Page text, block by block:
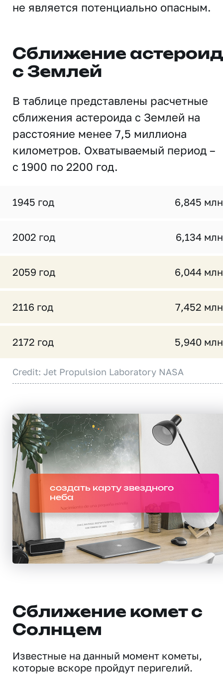
не является потенциально опасным.
Сближение
с Землей
В таблице представлены расчетные
сближения астероида с Землей на
расстояние менее 7,5 миллиона
километров. Охватываемый период –
с 1900 по 2200 год.
1945 год 6,845
2002 год 6,134
2059 год 6,044
2116 год 7,452
2172 год 5,940
Credit: Jet Propulsion Laboratory NASA
создать карту звездного
неба
Сближение комет с
Солнцем
Известные на данный момент кометы,
которые вскоре пройдут перигелий.